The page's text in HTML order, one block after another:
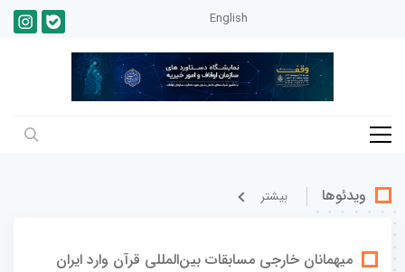
English
ویدئوها بيشتر
میهمانان خارجی مسابقات بین‌المللی قرآن وارد ایران